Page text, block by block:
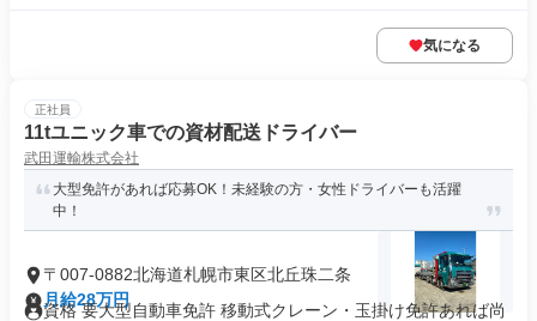
気になる
正社員
11tユニック車での資材配送ドライバー
武田運輸株式会社
大型免許があれば応募OK！未経験の方・女性ドライバーも活躍
中！
〒007-0882北海道札幌市東区北丘珠二条
月給28万円
資格 要大型自動車免許 移動式クレーン・玉掛け免許あれば尚